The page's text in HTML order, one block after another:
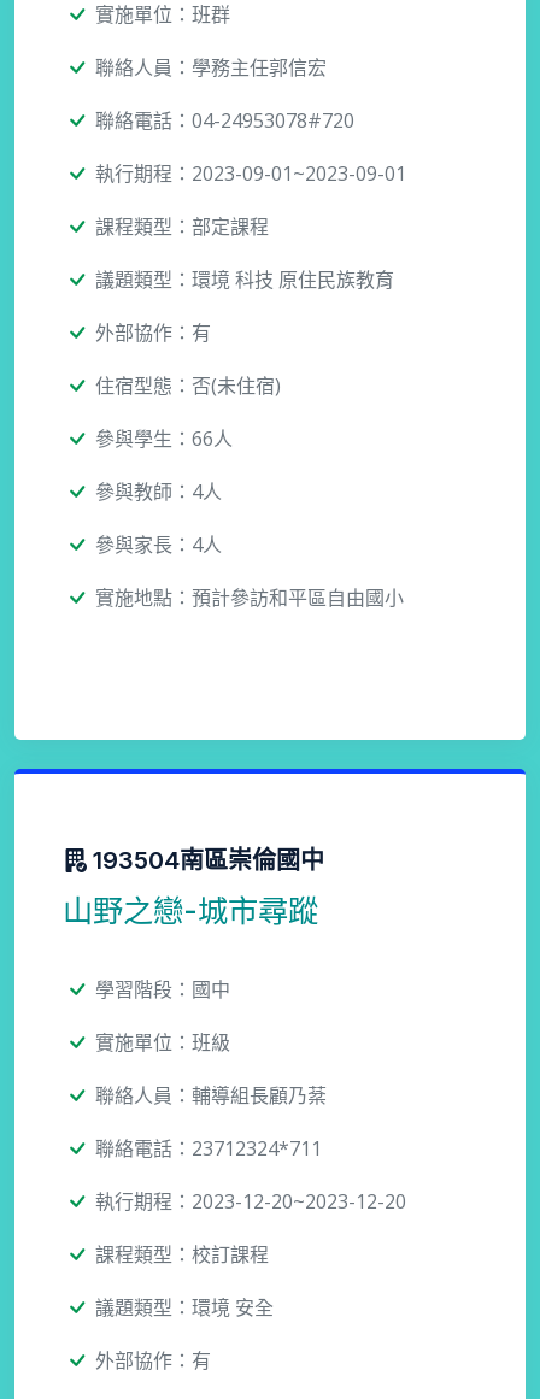
實施單位：班群
聯絡人員：學務主任郭信宏
聯絡電話：04-24953078#720
執行期程：2023-09-01~2023-09-01
課程類型：部定課程
議題類型：環境 科技 原住民族教育
外部協作：有
住宿型態：否(未住宿)
參與學生：66人
參與教師：4人
參與家長：4人
實施地點：預計參訪和平區自由國小
193504南區崇倫國中
山野之戀-城市尋蹤
學習階段：國中
實施單位：班級
聯絡人員：輔導組長顧乃棻
聯絡電話：23712324*711
執行期程：2023-12-20~2023-12-20
課程類型：校訂課程
議題類型：環境 安全
外部協作：有